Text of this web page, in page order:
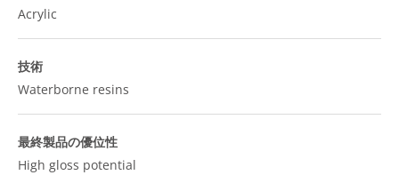
Acrylic
技術
Waterborne resins
最終製品の優位性
High gloss potential